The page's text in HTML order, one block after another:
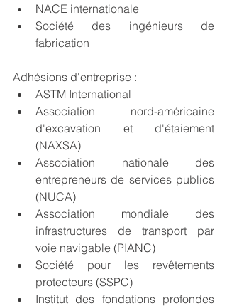
NACE internationale
Société des ingénieurs de
fabrication
Adhésions d'entreprise :
ASTM International
Association nord-américaine
d'excavation et d'étaiement
(NAXSA)
Association nationale des
entrepreneurs de services publics
(NUCA)
Association mondiale des
infrastructures de transport par
voie navigable (PIANC)
Société pour les revêtements
protecteurs (SSPC)
Institut des fondations profondes